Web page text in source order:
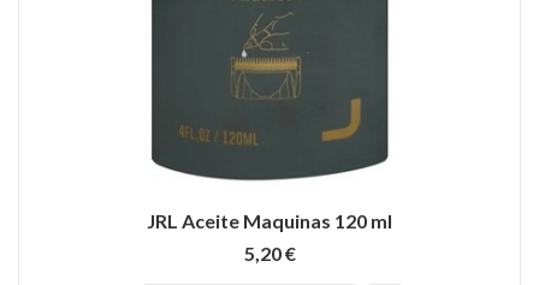
JRL Aceite Maquinas 120 ml
5,20 €